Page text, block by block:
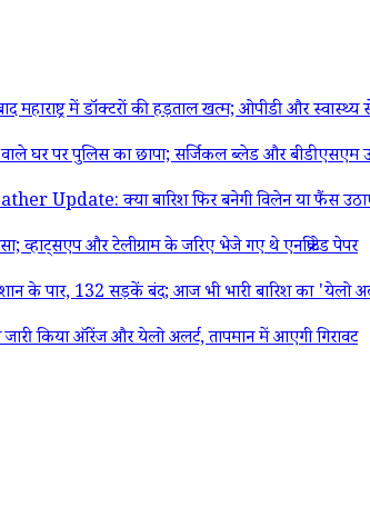
में डॉक्टरों की हड़ताल खत्म; ओपीडी और स्वास्थ्य
घर पर पुलिस का छापा; सर्जिकल ब्लेड और बीडीएसएम
क्या बारिश फिर बनेगी विलेन या फैंस
और टेलीग्राम के जरिए भेजे गए थे एनक्रिप्टेड पेपर
के पार, 132 सड़कें बंद; आज भी भारी बारिश का 'येलो
किया ऑरेंज और येलो अलर्ट, तापमान में आएगी गिरावट